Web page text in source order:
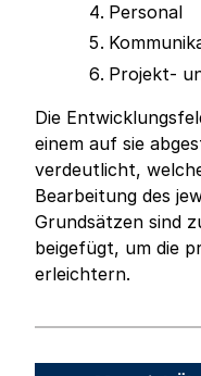
Personal
Projekt-
Die
einem auf sie
verdeutlicht,
Bearbeitung des
Grundsätzen sind
beigefügt, um die
erleichtern.